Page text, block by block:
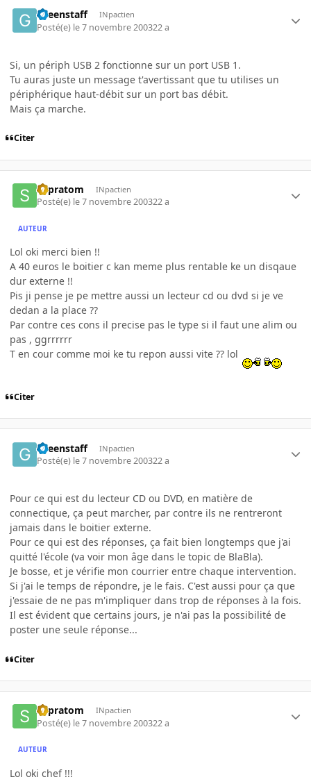
Greenstaff INpactien
Posté(e) le 7 novembre 200322 a
Si, un périph USB 2 fonctionne sur un port USB 1.
Tu auras juste un message t'avertissant que tu utilises un
périphérique haut-débit sur un port bas débit.
Mais ça marche.
Citer
supratom INpactien
Posté(e) le 7 novembre 200322 a
AUTEUR
Lol oki merci bien !!
A 40 euros le boitier c kan meme plus rentable ke un disqaue
dur externe !!
Pis ji pense je pe mettre aussi un lecteur cd ou dvd si je ve
dedan a la place ??
Par contre ces cons il precise pas le type si il faut une alim ou
pas , ggrrrrrr
T en cour comme moi ke tu repon aussi vite ?? lol
Citer
Greenstaff INpactien
Posté(e) le 7 novembre 200322 a
Pour ce qui est du lecteur CD ou DVD, en matière de
connectique, ça peut marcher, par contre ils ne rentreront
jamais dans le boitier externe.
Pour ce qui est des réponses, ça fait bien longtemps que j'ai
quitté l'école (va voir mon âge dans le topic de BlaBla).
Je bosse, et je vérifie mon courrier entre chaque intervention.
Si j'ai le temps de répondre, je le fais. C'est aussi pour ça que
j'essaie de ne pas m'impliquer dans trop de réponses à la fois.
Il est évident que certains jours, je n'ai pas la possibilité de
poster une seule réponse...
Citer
supratom INpactien
Posté(e) le 7 novembre 200322 a
AUTEUR
Lol oki chef !!!